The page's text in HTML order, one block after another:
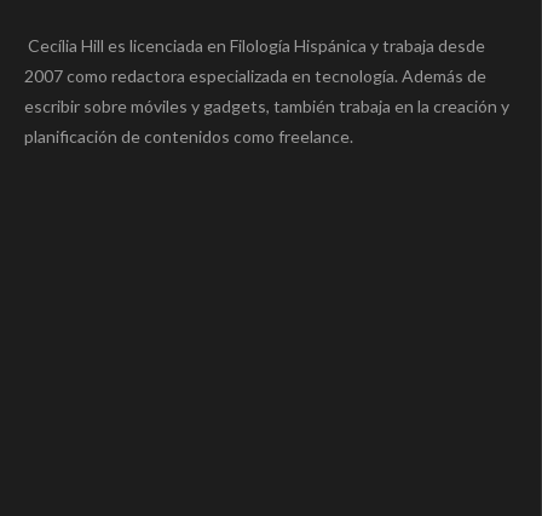
Cecília Hill es licenciada en Filología Hispánica y trabaja desde
2007 como redactora especializada en tecnología. Además de
escribir sobre móviles y gadgets, también trabaja en la creación y
planificación de contenidos como freelance.